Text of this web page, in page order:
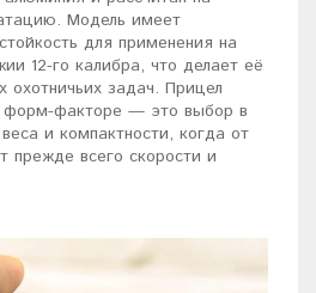
Модель имеет
для применения на
12-го калибра, что делает её
охотничьих задач. Прицел
форм-факторе — это выбор в
и компактности, когда от
прежде всего скорости и